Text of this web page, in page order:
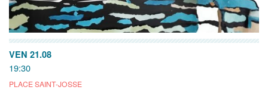
VEN 21.08
19:30
PLACE SAINT-JOSSE